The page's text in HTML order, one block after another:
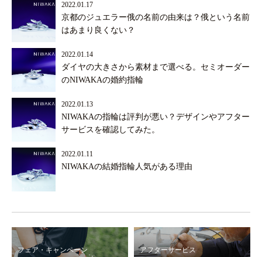
2022.01.17
京都のジュエラー俄の名前の由来は？俄という名前
はあまり良くない？
2022.01.14
ダイヤの大きさから素材まで選べる。セミオーダー
のNIWAKAの婚約指輪
2022.01.13
NIWAKAの指輪は評判が悪い？デザインやアフター
サービスを確認してみた。
2022.01.11
NIWAKAの結婚指輪人気がある理由
フェア・キャンペーン アフターサービス